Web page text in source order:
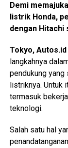
Demi
listrik Honda,
dengan
Tokyo, Autos.id
langkahnya
pendukung yang
listriknya. Untuk
termasuk
teknologi.
Salah satu hal